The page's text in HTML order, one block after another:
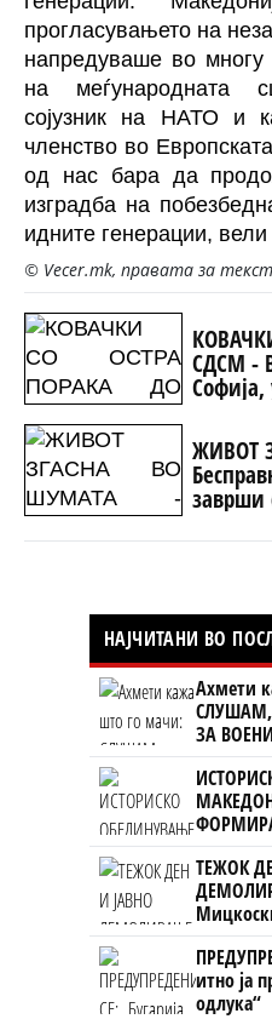
прогласувањето на
напредуваше во многу
на меѓународната
сојузник на НАТО и
членство во
од нас бара да
изградба на
идните генерации,
© Vecer.mk, правата за
СДСМ -
Софија,
ЖИВОТ
заврши
НАЈЧИТАНИ ВО
Ахмети
СЛУШАМ,
ЗА
УЧК...
ТЕЖОК
човекот
ништо,
итно ја
одлука“